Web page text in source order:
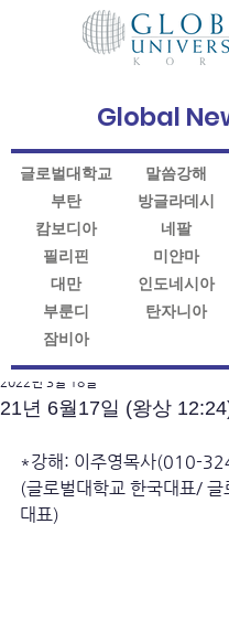
21년 6월17일 (왕상
2022년 3월 18일
*강해: 이주영목사(010-
(글로벌대학교 한국대표/ 글
대표)
Global
글로벌대학교 말씀강해
부탄
방글라데시
캄보디아
네팔
필리핀
미얀마
대만
인도네시아
부룬디
탄자니아
잠비아